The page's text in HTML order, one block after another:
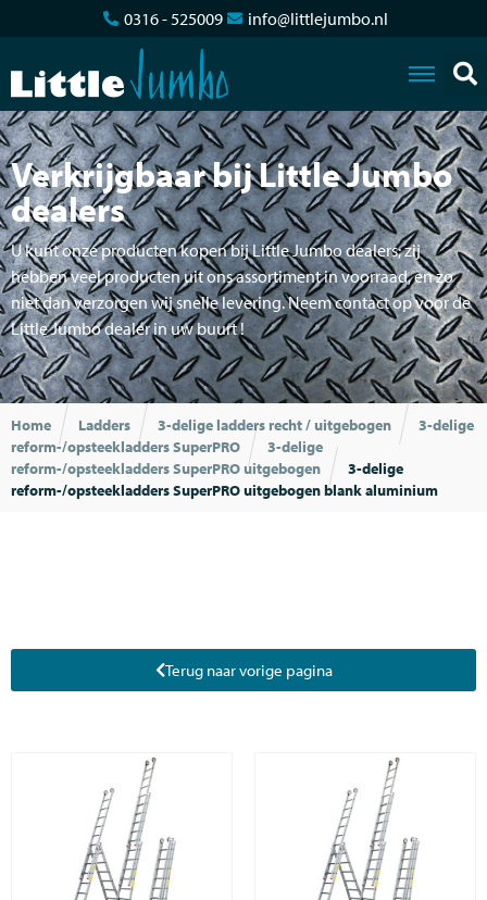
0316 - 525009 info@littlejumbo.nl
Verkrijgbaar bij Little Jumbo
dealers
U kunt onze producten kopen bij Little Jumbo dealers; zij
hebben veel producten uit ons assortiment in voorraad, en zo
niet dan verzorgen wij snelle levering. Neem contact op voor de
Little Jumbo dealer in uw buurt !
Home Ladders 3-delige ladders recht / uitgebogen
3-delige
reform-/opsteekladders SuperPRO
3-delige
reform-/opsteekladders SuperPRO uitgebogen
3-delige
reform-/opsteekladders SuperPRO uitgebogen blank aluminium
Terug naar vorige pagina